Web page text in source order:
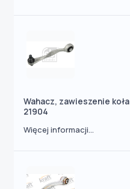
Wahacz, zawieszenie koła
21904
Więcej informacji...